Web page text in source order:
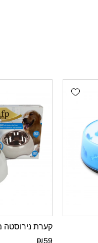
Add wishlist
קערת נירוסטה
₪59